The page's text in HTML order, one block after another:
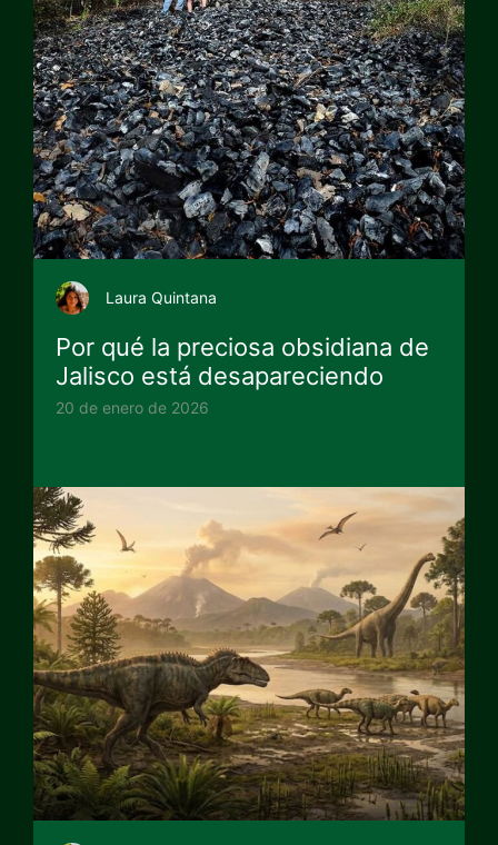
Laura Quintana
Por qué la preciosa obsidiana de
Jalisco está desapareciendo
20 de enero de 2026